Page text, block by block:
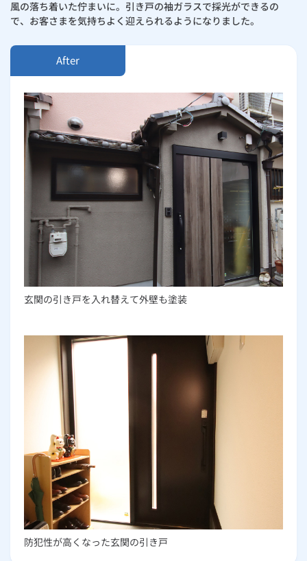
風の落ち着いた佇まいに。引き戸の袖ガラスで採光ができるの
で、お客さまを気持ちよく迎えられるようになりました。
玄関の引き戸を入れ替えて外壁も塗装
防犯性が高くなった玄関の引き戸